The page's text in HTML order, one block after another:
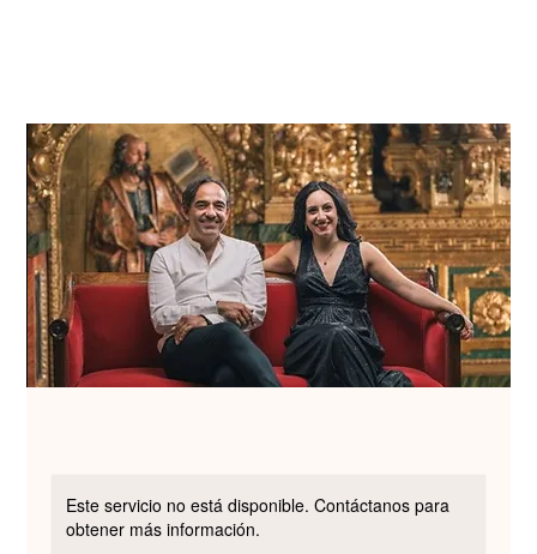
Este servicio no está disponible. Contáctanos para
obtener más información.